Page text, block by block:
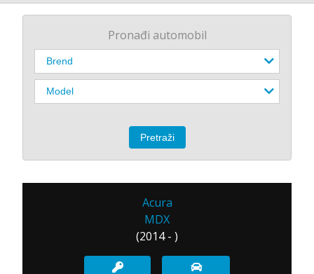
Pronađi automobil
Acura
MDX
(2014 - )